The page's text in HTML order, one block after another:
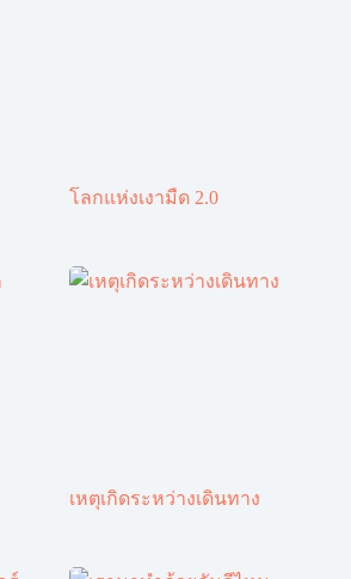
โลกแห่งเงามืด 2.0
เหตุเกิดระหว่างเดินทาง